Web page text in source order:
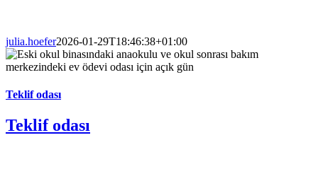
julia.hoefer2026-01-29T18:46:38+01:00
Teklif odası
Teklif odası